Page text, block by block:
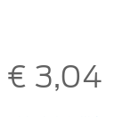
€ 3,04